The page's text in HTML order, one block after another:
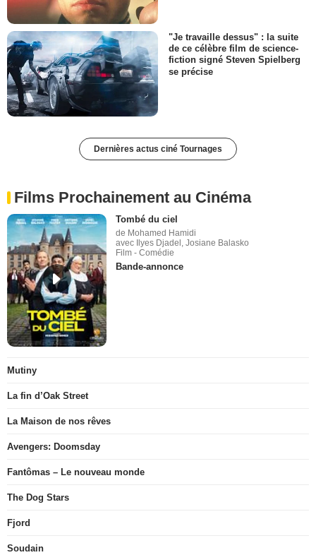
"Je travaille dessus" : la suite
de ce célèbre film de science-
fiction signé Steven Spielberg
se précise
Dernières actus ciné Tournages
Films Prochainement au Cinéma
Tombé du ciel
de Mohamed Hamidi
avec Ilyes Djadel, Josiane Balasko
Film - Comédie
Bande-annonce
Mutiny
La fin d’Oak Street
La Maison de nos rêves
Avengers: Doomsday
Fantômas – Le nouveau monde
The Dog Stars
Fjord
Soudain